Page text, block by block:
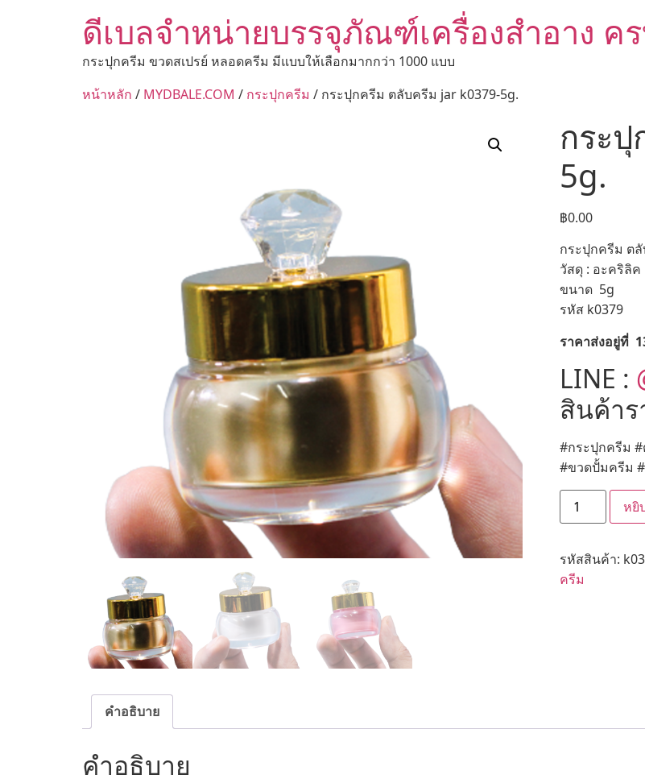
ดีเบลจำหน่ายบรรจุภัณฑ์เครื่องสำอาง ค
กระปุกครีม ขวดสเปรย์ หลอดครีม มีแบบให้เลือกมากกว่า 1000 แบบ
หน้าหลัก / MYDBALE.COM / กระปุกครีม / กระปุกครีม ตลับครีม jar k0379-5g.
กระ
5g.
฿0.00
กระปุกครีม ต
วัสดุ : อะคริลิค
ขนาด 5g
รหัส k0379
ราคาส่งอยู่ที่
LINE :
สินค้าร
#กระปุกครีม
#ขวดปั้มครีม
หยิ
รหัสสินค้า:
ครีม
คำอธิบาย
คำอธิบาย